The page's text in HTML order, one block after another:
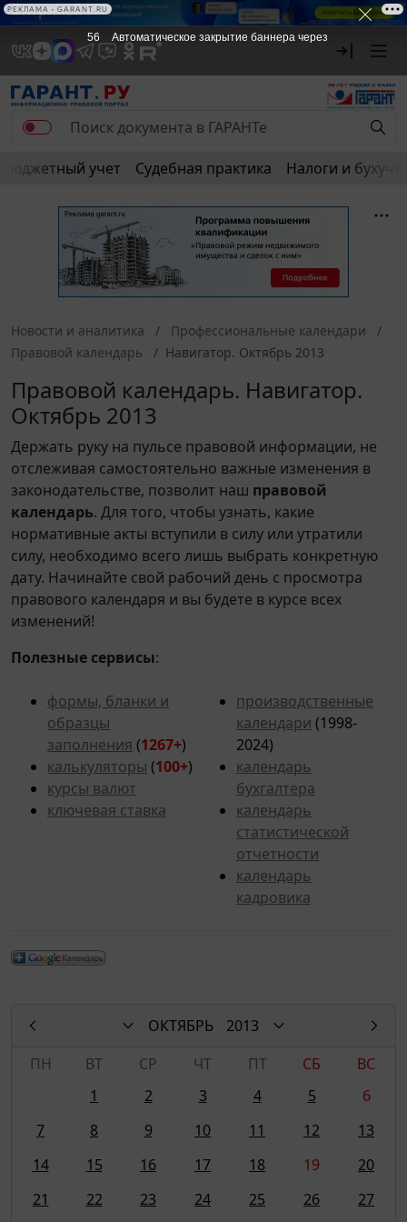
Бюджетный учет Судебная практика Налоги и
Новости и аналитика
Профессиональные календари
Правовой календарь
Навигатор. Октябрь 2013
Правовой календарь. Навигатор.
Октябрь 2013
Держать руку на пульсе правовой информации, не
отслеживая самостоятельно важные изменения в
законодательстве, позволит наш правовой
календарь. Для того, чтобы узнать, какие
нормативные акты вступили в силу или утратили
силу, необходимо всего лишь выбрать конкретную
дату. Начинайте свой рабочий день с просмотра
правового календаря и вы будете в курсе всех
изменений!
Полезные сервисы:
формы, бланки и
образцы
заполнения (1267+)
калькуляторы (100+)
курсы валют
ключевая ставка
производственные
календари (1998-
2024)
календарь
бухгалтера
календарь
статистической
отчетности
календарь
кадровика
ОКТЯБРЬ
2013
ПН
ВТ СР ЧТ ПТ СБ
ВС
1
2 3 4 5
6
7
8 9 10 11 12
13
14
15 16 17 18 19
20
21
22 23 24 25 26
27
56 Автоматическое закрытие баннера через
РЕКЛАМА • GARANT.RU